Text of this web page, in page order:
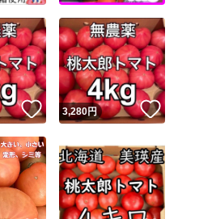
いいね！
3,280円 いいね！